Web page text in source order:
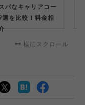
パなキャリアコー
選を比較！料金相
横にスクロール